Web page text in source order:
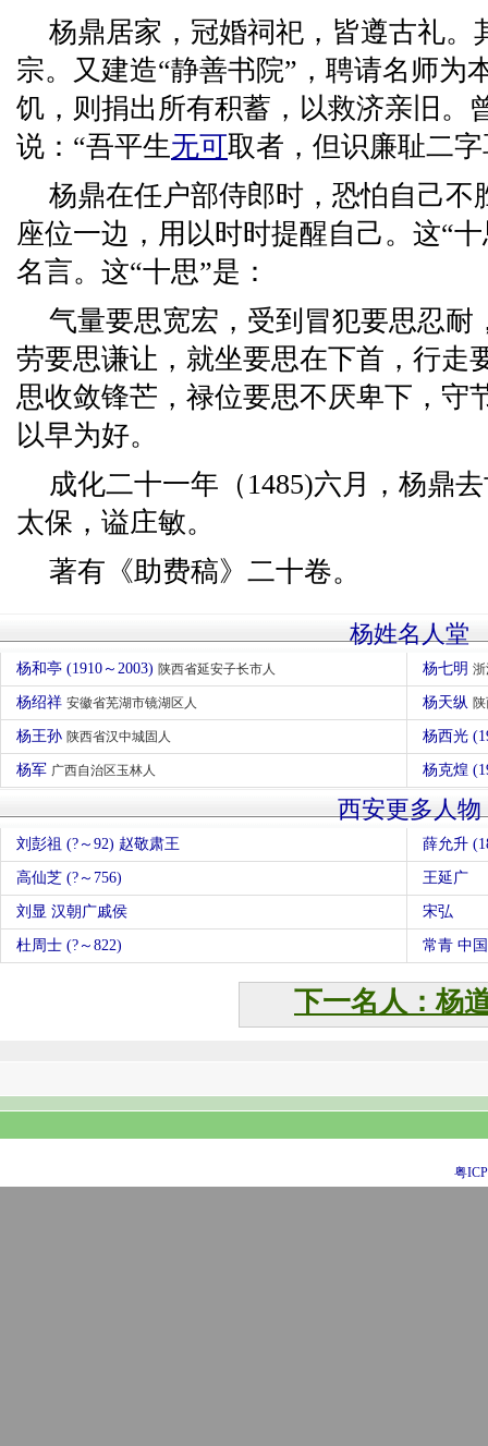
杨鼎居家，冠婚祠祀，皆遵古礼。
宗。又建造“静善书院”，聘请名师为
饥，则捐出所有积蓄，以救济亲旧。
说：“吾平生无可取者，但识廉耻二字
杨鼎在任户部侍郎时，恐怕自己不
座位一边，用以时时提醒自己。这“
名言。这“十思”是：
气量要思宽宏，受到冒犯要思忍耐
劳要思谦让，就坐要思在下首，行走
思收敛锋芒，禄位要思不厌卑下，守
以早为好。
成化二十一年（1485)六月，杨鼎
太保，谥庄敏。
著有《助费稿》二十卷。
杨姓名人堂
杨和亭 (1910～2003) 陕西省延安子长市人 杨七明
杨绍祥 安徽省芜湖市镜湖区人 杨天纵
杨王孙 陕西省汉中城固人 杨西光
杨军 广西自治区玉林人 杨克煌
西安更多人物
刘彭祖 (?～92) 赵敬肃王 薛允升
高仙芝 (?～756) 王延广
刘显 汉朝广戚侯 宋弘
杜周士 (?～822) 常青 中
下一名人：杨
粤